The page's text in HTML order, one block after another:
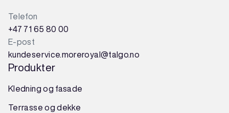
Telefon
+47 71 65 80 00
E-post
kundeservice.moreroyal@talgo.no
Produkter
Kledning og fasade
Terrasse og dekke